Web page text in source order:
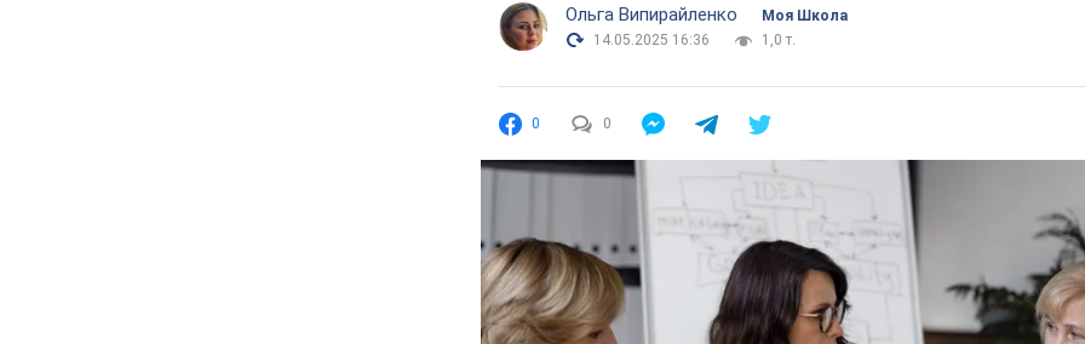
Ольга Випирайленко
Моя Школа
14.05.2025 16:36
1,0 т.
0 0